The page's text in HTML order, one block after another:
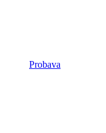
Probava